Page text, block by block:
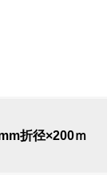
折径×200ｍ